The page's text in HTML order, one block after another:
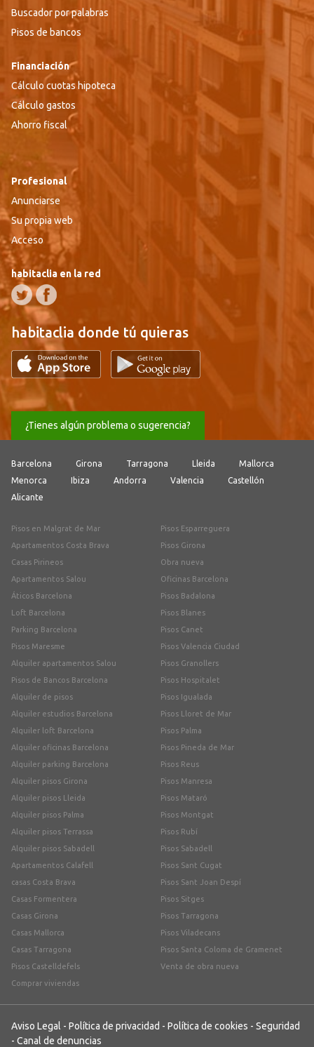
Buscador por palabras
Pisos de bancos
Financiación
Cálculo cuotas hipoteca
Cálculo gastos
Ahorro fiscal
Profesional
Anunciarse
Su propia web
Acceso
habitaclia en la red
habitaclia donde tú quieras
¿Tienes algún problema o sugerencia?
Barcelona Girona Tarragona Lleida
Mallorca
Menorca
Ibiza Andorra Valencia
Castellón
Alicante
Pisos en Malgrat de Mar
Apartamentos Costa Brava
Casas Pirineos
Apartamentos Salou
Áticos Barcelona
Loft Barcelona
Parking Barcelona
Pisos Maresme
Alquiler apartamentos Salou
Pisos de Bancos Barcelona
Alquiler de pisos
Alquiler estudios Barcelona
Alquiler loft Barcelona
Alquiler oficinas Barcelona
Alquiler parking Barcelona
Alquiler pisos Girona
Alquiler pisos Lleida
Alquiler pisos Palma
Alquiler pisos Terrassa
Alquiler pisos Sabadell
Apartamentos Calafell
casas Costa Brava
Casas Formentera
Casas Girona
Casas Mallorca
Casas Tarragona
Pisos Castelldefels
Comprar viviendas
Pisos Esparreguera
Pisos Girona
Obra nueva
Oficinas Barcelona
Pisos Badalona
Pisos Blanes
Pisos Canet
Pisos Valencia Ciudad
Pisos Granollers
Pisos Hospitalet
Pisos Igualada
Pisos Lloret de Mar
Pisos Palma
Pisos Pineda de Mar
Pisos Reus
Pisos Manresa
Pisos Mataró
Pisos Montgat
Pisos Rubí
Pisos Sabadell
Pisos Sant Cugat
Pisos Sant Joan Despí
Pisos Sitges
Pisos Tarragona
Pisos Viladecans
Pisos Santa Coloma de Gramenet
Venta de obra nueva
Aviso Legal - Política de privacidad - Política de cookies - Seguridad
- Canal de denuncias